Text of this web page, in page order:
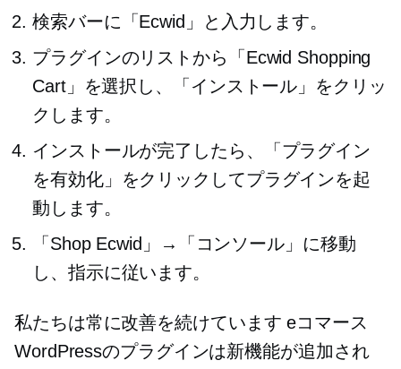
検索バーに「Ecwid」と入力します。
プラグインのリストから「Ecwid Shopping
Cart」を選択し、「インストール」をクリッ
クします。
インストールが完了したら、「プラグイン
を有効化」をクリックしてプラグインを起
動します。
「Shop Ecwid」→「コンソール」に移動
し、指示に従います。
私たちは常に改善を続けていますeコマース
WordPressのプラグインは新機能が追加され